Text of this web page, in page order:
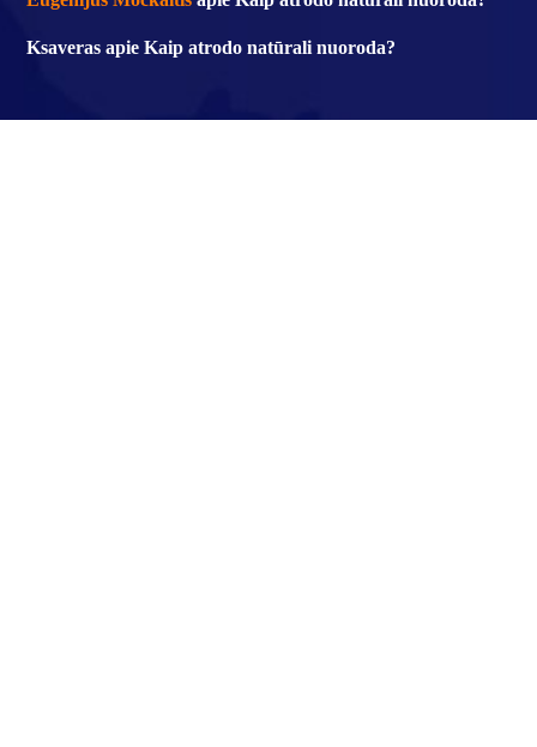
Ksaveras apieKaip atrodo natūrali nuoroda?